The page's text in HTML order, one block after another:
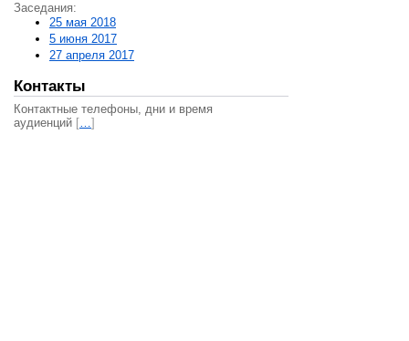
Заседания:
25 мая 2018
5 июня 2017
27 апреля 2017
Контакты
Контактные телефоны, дни и время
аудиенций […]